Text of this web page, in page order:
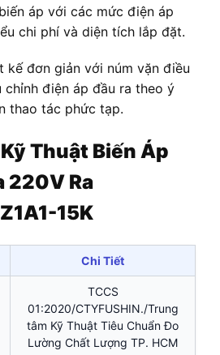
áp với các mức điện áp
chi phí và diện tích lắp đặt.
kế đơn giản với núm vặn điều
chỉnh điện áp đầu ra theo ý
thao tác phức tạp.
Thuật Biến Áp
220V Ra
15K
Chi Tiết
TCCS
01:2020/CTYFUSHIN./Trung
tâm Kỹ Thuật Tiêu Chuẩn Đo
Lường Chất Lượng TP. HCM